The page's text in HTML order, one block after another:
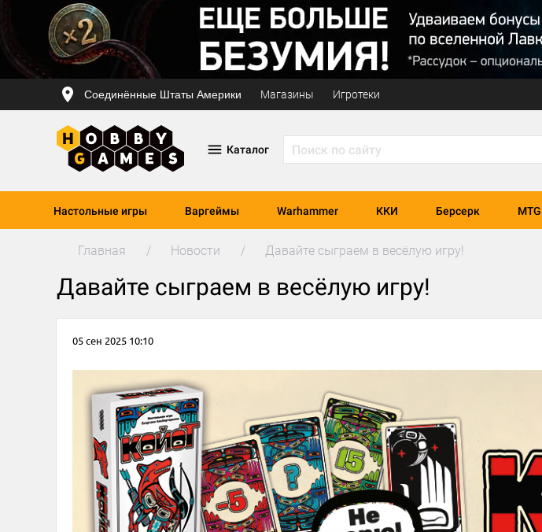
Соединённые Штаты Америки Магазины Игротеки
Каталог
Настольные игры Варгеймы Warhammer ККИ Берсерк MTG
Главная Новости Давайте сыграем в весёлую игру!
Давайте сыграем в весёлую игру!
05 сен 2025 10:10